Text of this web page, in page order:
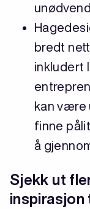
bredt
inkludert
kan være
finne
å
Sjekk ut
inspirasjon